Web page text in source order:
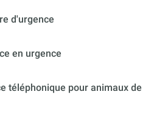
d'urgence
en urgence
téléphonique pour animaux de